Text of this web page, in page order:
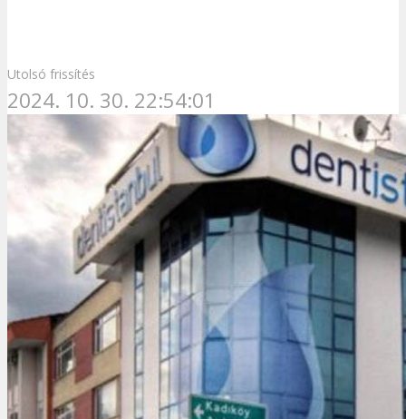
Utolsó frissítés
2024. 10. 30. 22:54:01